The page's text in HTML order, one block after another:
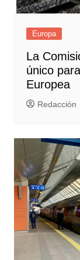
Europa
La
único
Europea
Redacción